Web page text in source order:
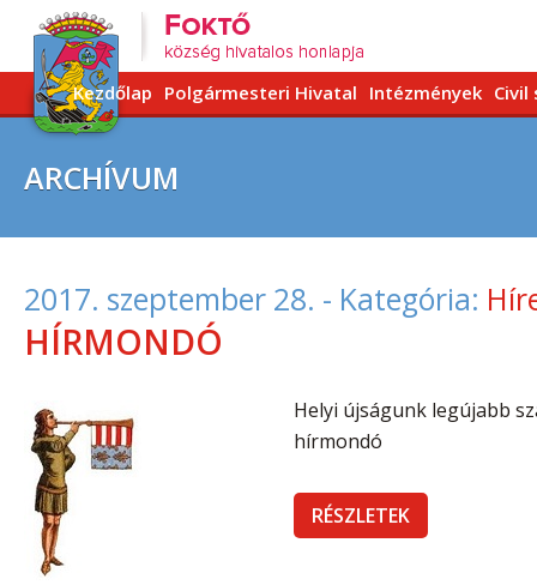
Kezdőlap Polgármesteri Hivatal Intézmények Civil
ARCHÍVUM
2017. szeptember 28. - Kategória:
HÍRMONDÓ
Helyi újságunk legújabb
hírmondó
RÉSZLETEK